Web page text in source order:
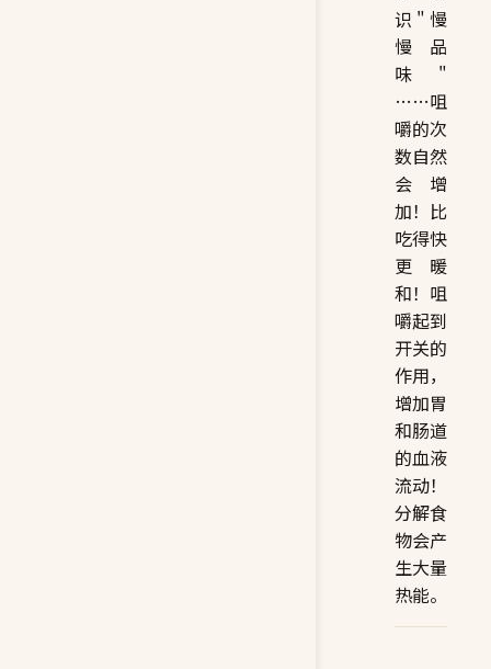
识"慢
慢品
味"
……咀
嚼的次
数自然
会增
加！比
吃得快
更暖
和！咀
嚼起到
开关的
作用，
增加胃
和肠道
的血液
流动！
分解食
物会产
生大量
热能。